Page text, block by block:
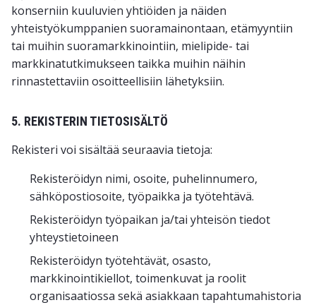
konserniin kuuluvien yhtiöiden ja näiden
yhteistyökumppanien suoramainontaan, etämyyntiin
tai muihin suoramarkkinointiin, mielipide- tai
markkinatutkimukseen taikka muihin näihin
rinnastettaviin osoitteellisiin lähetyksiin.
5. REKISTERIN TIETOSISÄLTÖ
Rekisteri voi sisältää seuraavia tietoja:
Rekisteröidyn nimi, osoite, puhelinnumero,
sähköpostiosoite, työpaikka ja työtehtävä.
Rekisteröidyn työpaikan ja/tai yhteisön tiedot
yhteystietoineen
Rekisteröidyn työtehtävät, osasto,
markkinointikiellot, toimenkuvat ja roolit
organisaatiossa sekä asiakkaan tapahtumahistoria